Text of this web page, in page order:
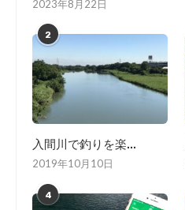
2023年8月22日
2
入間川で釣りを楽...
2019年10月10日
4